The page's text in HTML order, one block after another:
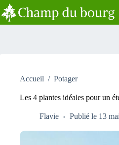
Passer
au
contenu
Accueil / Potager
Les 4 plantes idéales pour un
Flavie Publié le 13